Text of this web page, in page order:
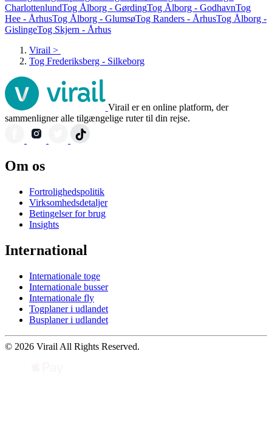
CharlottenlundTog Ålborg - GørdingTog Ålborg - GodhavnTog
Hee - ÅrhusTog Ålborg - GlumsøTog Randers - ÅrhusTog Ålborg -
GislingeTog Skjern - Århus
Virail >
Tog Frederiksberg - Silkeborg
Virail er en online platform, der
sammenligner alle tilgængelige ruter til din rejse.
Om os
Fortrolighedspolitik
Virksomhedsdetaljer
Betingelser for brug
Insights
International
Internationale toge
Internationale busser
Internationale fly
Togplaner i udlandet
Busplaner i udlandet
© 2026 Virail All Rights Reserved.